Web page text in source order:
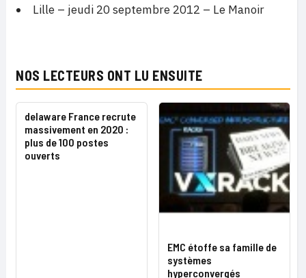
Lille – jeudi 20 septembre 2012 – Le Manoir
NOS LECTEURS ONT LU ENSUITE
delaware France recrute
massivement en 2020 :
plus de 100 postes
ouverts
EMC étoffe sa famille de
systèmes
hyperconvergés